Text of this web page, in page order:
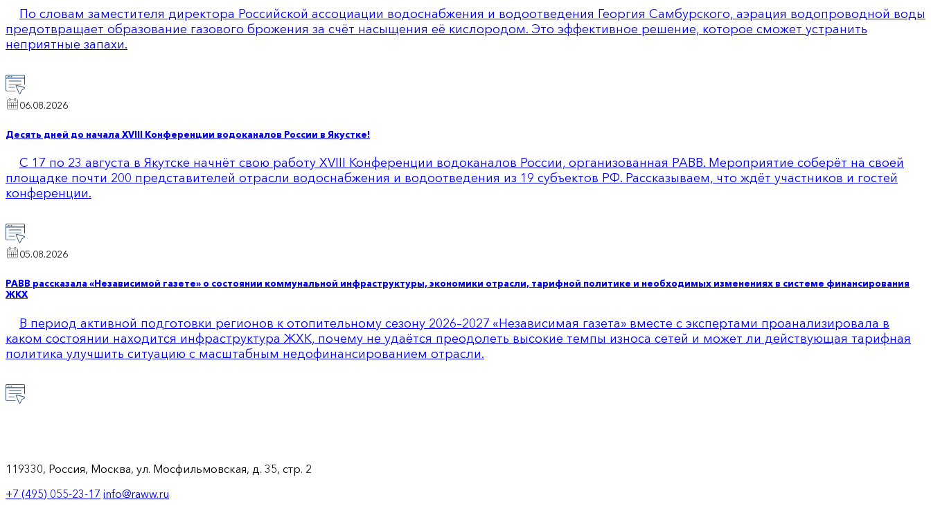
По словам заместителя директора Российской ассоциации водоснабжения и водоотведения Георгия Самбурского, аэрация водопроводной воды
предотвращает образование газового брожения за счёт насыщения её кислородом. Это эффективное решение, которое сможет устранить
неприятные запахи.
06.08.2026
Десять дней до начала XVIII Конференции водоканалов России в Якустке!
С 17 по 23 августа в Якутске начнёт свою работу XVIII Конференции водоканалов России, организованная РАВВ. Мероприятие соберёт на своей
площадке почти 200 представителей отрасли водоснабжения и водоотведения из 19 субъектов РФ. Рассказываем, что ждёт участников и гостей
конференции.
05.08.2026
РАВВ рассказала «Независимой газете» о состоянии коммунальной инфраструктуры, экономики отрасли, тарифной политике и необходимых изменениях в системе финансирования
ЖКХ
В период активной подготовки регионов к отопительному сезону 2026–2027 «Независимая газета» вместе с экспертами проанализировала в
каком состоянии находится инфраструктура ЖХК, почему не удаётся преодолеть высокие темпы износа сетей и может ли действующая тарифная
политика улучшить ситуацию с масштабным недофинансированием отрасли.
119330, Россия, Москва, ул. Мосфильмовская, д. 35, стр. 2
+7 (495) 055-23-17 info@raww.ru